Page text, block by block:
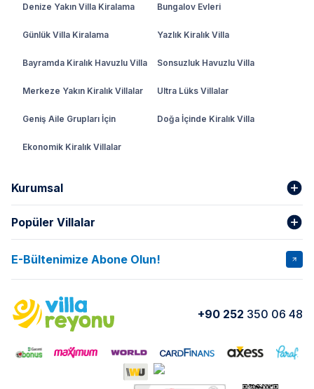
Denize Yakın Villa Kiralama Bungalov Evleri
Günlük Villa Kiralama Yazlık Kiralık Villa
Bayramda Kiralık Havuzlu Villa Sonsuzluk Havuzlu Villa
Merkeze Yakın Kiralık Villalar Ultra Lüks Villalar
Geniş Aile Grupları İçin Doğa İçinde Kiralık Villa
Ekonomik Kiralık Villalar
Kurumsal
Hakkımızda
İptal Şartları Banka Hesapları
Kurumsal Blog
Yorumlar Nasıl Kiralarım
Popüler Villalar
VİLLA SALKIM VİLLA SLAY 1
VİLLA OLENNA 1 VİLLA MERT
VILLA ADRIMA 1
E-Bültenimize Abone Olun!
+90 252 350 06 48